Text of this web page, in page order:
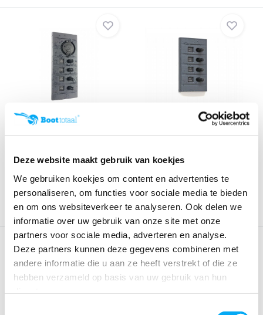
Deze website maakt gebruik van koekjes
We gebruiken koekjes om content en advertenties te
personaliseren, om functies voor sociale media te bieden
en om ons websiteverkeer te analyseren. Ook delen we
informatie over uw gebruik van onze site met onze
partners voor sociale media, adverteren en analyse.
Deze partners kunnen deze gegevens combineren met
andere informatie die u aan ze heeft verstrekt of die ze
hebben verzameld op basis van uw gebruik van hun
Connex Schakelpaneel - 4
€ 119,95
Connex Schakelpaneel - 4
€ 84,95
Connex
Connex staat bekend om zijn hoogwaardige schakelpanelen